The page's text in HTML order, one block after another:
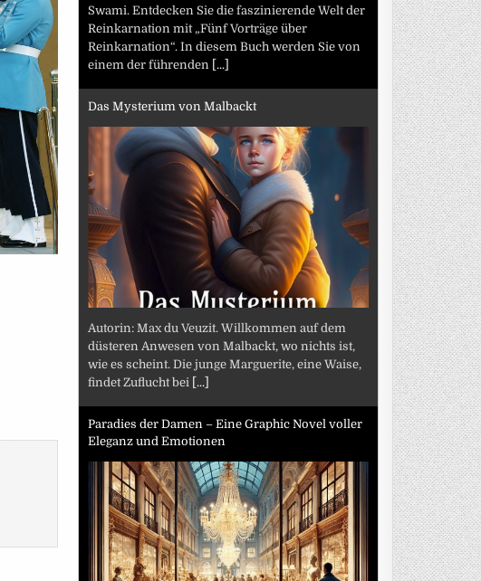
Swami. Entdecken Sie die faszinierende Welt der
Reinkarnation mit „Fünf Vorträge über
Reinkarnation“. In diesem Buch werden Sie von
einem der führenden [...]
Das Mysterium von Malbackt
Autorin: Max du Veuzit. Willkommen auf dem
düsteren Anwesen von Malbackt, wo nichts ist,
wie es scheint. Die junge Marguerite, eine Waise,
findet Zuflucht bei [...]
Paradies der Damen – Eine Graphic Novel voller
Eleganz und Emotionen